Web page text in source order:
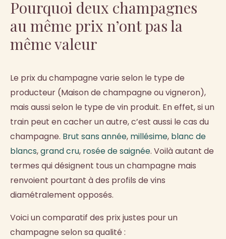
Pourquoi deux champagnes
au même prix n’ont pas la
même valeur
Le prix du champagne varie selon le type de
producteur (Maison de champagne ou vigneron),
mais aussi selon le type de vin produit. En effet, si un
train peut en cacher un autre, c’est aussi le cas du
champagne. Brut sans année, millésime, blanc de
blancs,grand cru, rosée de saignée. Voilà autant de
termes qui désignent tous un champagne mais
renvoient pourtant à des profils de vins
diamétralement opposés.
Voici un comparatif des prix justes pour un
champagne selon sa qualité :